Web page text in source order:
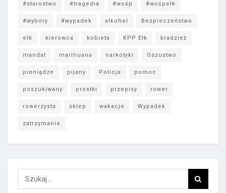
#starostwo #tragedia #wośp #wośpełk
#wybory #wypadek alkohol Bezpieczeństwo
ełk kierowca kobieta KPP Ełk kradzież
mandat marihuana narkotyki Oszustwo
pieniądze pijany Policja pomoc
poszukiwany prostki przepisy rower
rowerzysta sklep wakacje Wypadek
zatrzymanie